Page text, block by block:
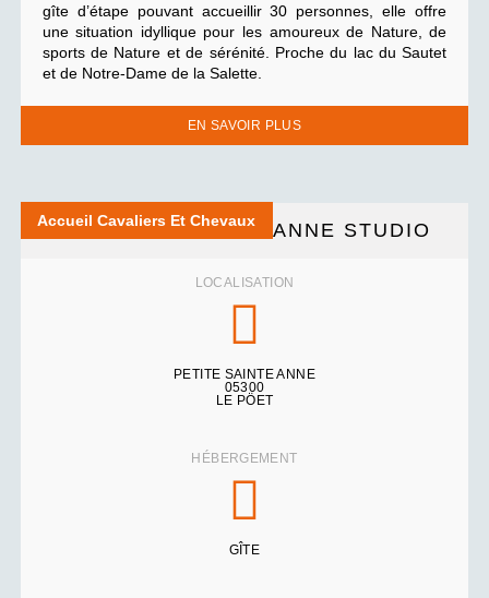
gîte d’étape pouvant accueillir 30 personnes, elle offre
une situation idyllique pour les amoureux de Nature, de
sports de Nature et de sérénité. Proche du lac du Sautet
et de Notre-Dame de la Salette.
EN SAVOIR PLUS
Accueil Cavaliers Et Chevaux
LA PETITE SAINTE ANNE STUDIO
LOCALISATION
PETITE SAINTE ANNE
05300
LE PÖET
HÉBERGEMENT
GÎTE